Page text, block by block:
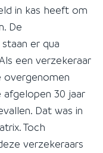
in kas heeft om
De
er qua
een verzekeraar
afgelopen 30 jaar
Dat was in
Toch
verzekeraars